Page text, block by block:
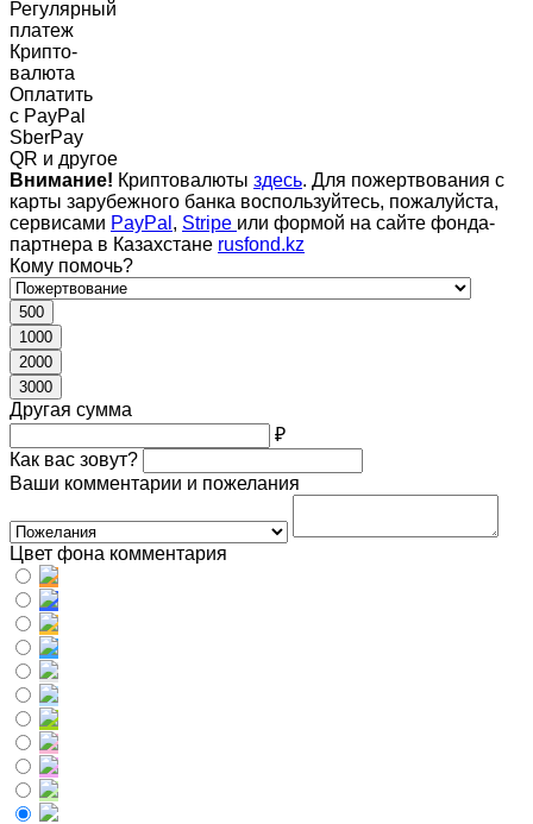
Регулярный
платеж
Крипто-
валюта
Оплатить
c PayPal
SberPay
QR и другое
Внимание! Криптовалюты здесь. Для пожертвования с
карты зарубежного банка воспользуйтесь, пожалуйста,
сервисами PayPal , Stripe или формой на сайте фонда-
партнера в Казахстане rusfond.kz
Кому помочь?
500
1000
2000
3000
Другая сумма
₽
Как вас зовут?
Ваши комментарии и пожелания
Цвет фона комментария